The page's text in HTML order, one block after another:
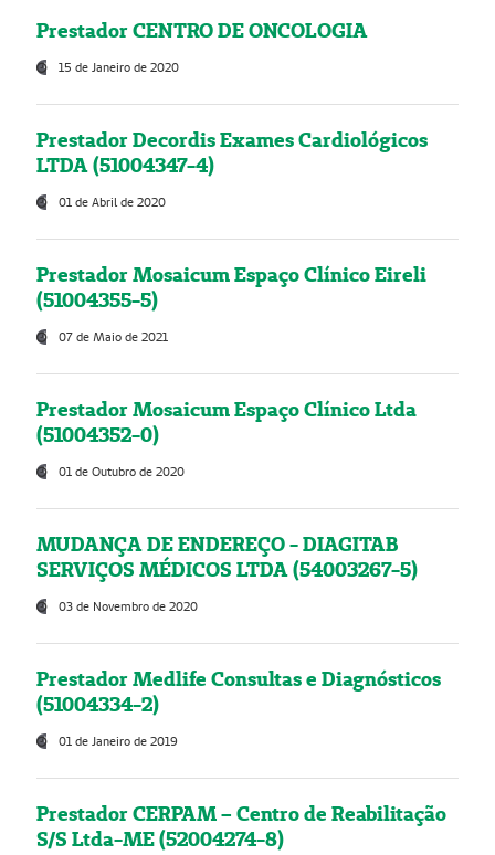
Prestador CENTRO DE ONCOLOGIA
15 de Janeiro de 2020
Prestador Decordis Exames Cardiológicos
LTDA (51004347-4)
01 de Abril de 2020
Prestador Mosaicum Espaço Clínico Eireli
(51004355-5)
07 de Maio de 2021
Prestador Mosaicum Espaço Clínico Ltda
(51004352-0)
01 de Outubro de 2020
MUDANÇA DE ENDEREÇO - DIAGITAB
SERVIÇOS MÉDICOS LTDA (54003267-5)
03 de Novembro de 2020
Prestador Medlife Consultas e Diagnósticos
(51004334-2)
01 de Janeiro de 2019
Prestador CERPAM – Centro de Reabilitação
S/S Ltda-ME (52004274-8)